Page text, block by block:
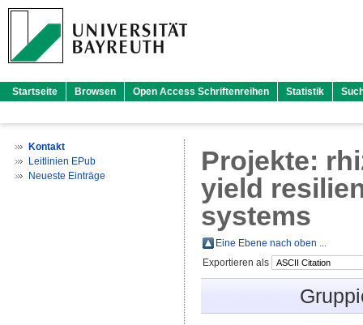
Startseite Browsen Open Access Schriftenreihen Statistik
Kontakt
Leitlinien EPub
Neueste Einträge
Projekte:
yield
systems
Eine Ebene nach oben ...
Exportieren als